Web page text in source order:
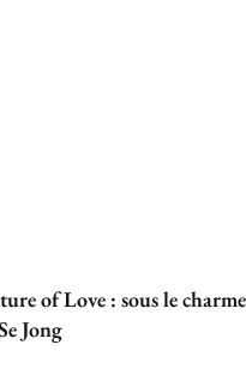
of Love : sous le charme
Jong